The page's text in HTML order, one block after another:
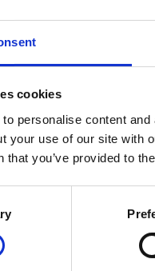
cookies
personalise content
your use of our site with
that you’ve provided to
een
begraafplaatsen
Zaandam
grafveld waar
er een
zonder